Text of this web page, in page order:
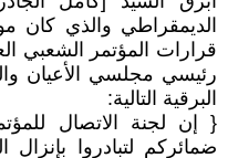
الديمقراطي والذي كان
قرارات المؤتمر الشعبي
البرقية التالية:
{ إن لجنة الاتصال
ضمائركم لتبادروا بإنزال